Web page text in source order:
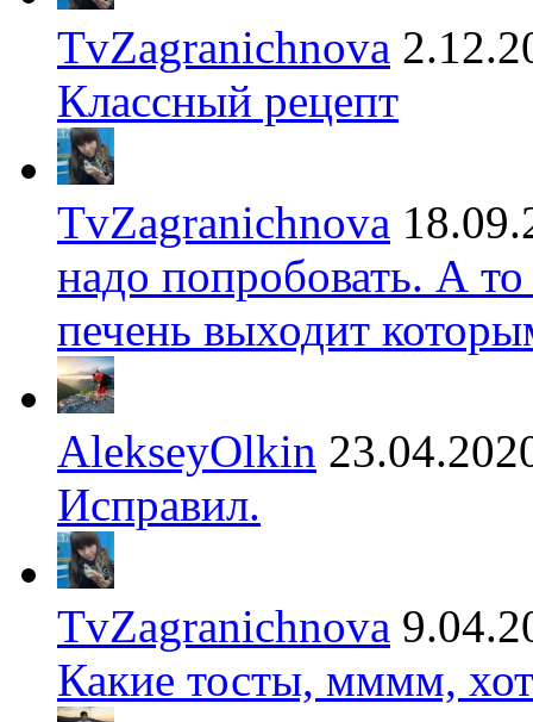
TvZagranichnova
Классный рецепт
TvZagranichnova
надо попробовать. А
печень выходит
AlekseyOlkin
Исправил.
TvZagranichnova
Какие тосты, мммм,